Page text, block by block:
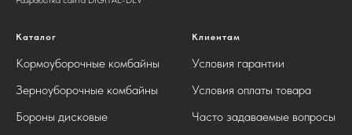
Каталог
Кормоуборочные комбайны
Зерноуборочные комбайны
Бороны дисковые
Клиентам
Условия гарантии
Условия оплаты товара
Часто задаваемые вопросы